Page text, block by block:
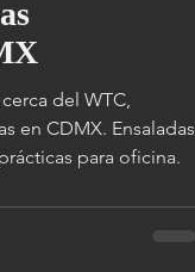
del WTC,
en CDMX. Ensaladas,
para oficina.